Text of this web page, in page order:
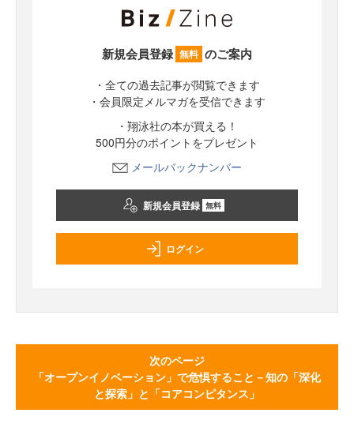
新規会員登録 無料 のご案内
・全ての過去記事が閲覧できます
・会員限定メルマガを受信できます
・翔泳社の本が買える！
500円分のポイントをプレゼント
メールバックナンバー
新規会員登録 無料
ログイン
次のページ
「オープンイノベーション」で危惧すること－知の「深化
と探索」と「コアコンピタンス」